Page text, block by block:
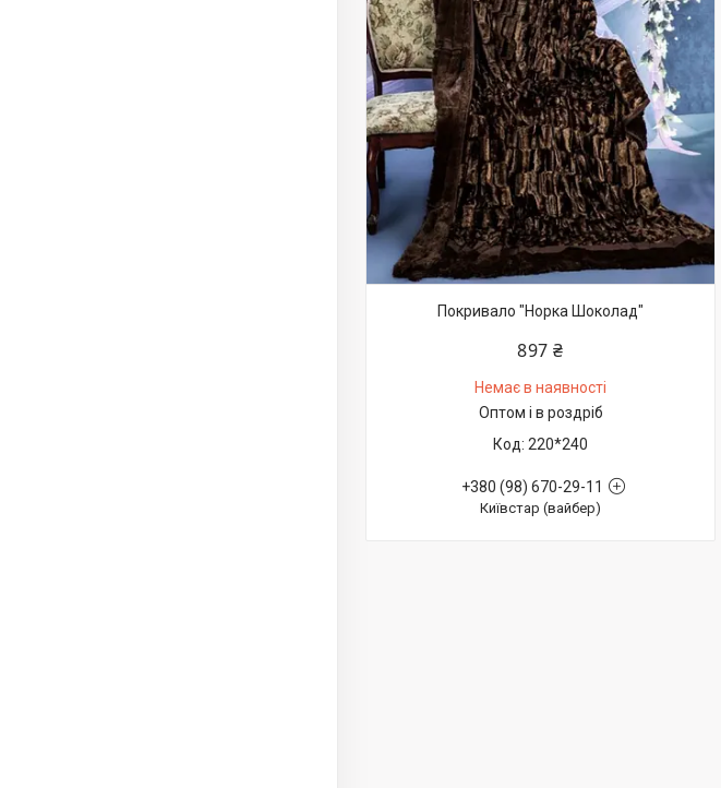
Покривало "Норка Шоколад"
897 ₴
Немає в наявності
Оптом і в роздріб
220*240
+380 (98) 670-29-11
Київстар (вайбер)